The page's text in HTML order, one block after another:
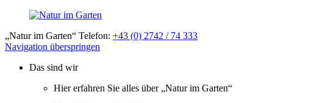
„Natur im Garten“ Telefon: +43 (0) 2742 / 74 333
Navigation überspringen
Das sind wir
Hier erfahren Sie alles über „Natur im Garten“